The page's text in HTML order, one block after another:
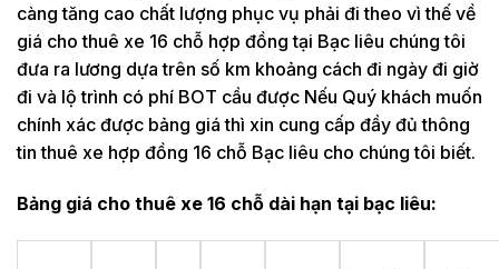
càng tăng cao chất lượng phục vụ phải đi theo vì thế về
giá cho thuê xe 16 chỗ hợp đồng tại Bạc liêu chúng tôi
đưa ra lương dựa trên số km khoảng cách đi ngày đi giờ
đi và lộ trình có phí BOT cầu được Nếu Quý khách muốn
chính xác được bảng giá thì xin cung cấp đầy đủ thông
tin thuê xe hợp đồng 16 chỗ Bạc liêu cho chúng tôi biết.
Bảng giá cho thuê xe 16 chỗ dài hạn tại bạc liêu: